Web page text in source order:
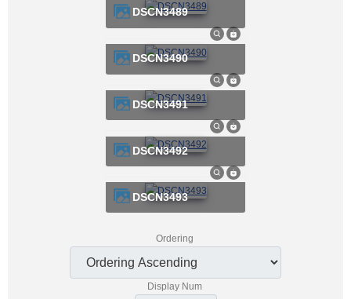
DSCN3489
DSCN3490
DSCN3491
DSCN3492
DSCN3493
Ordering
Display Num